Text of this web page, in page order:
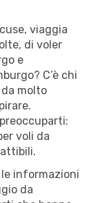
viaggia
di voler
e
C’è chi
molto
voli da
informazioni
da